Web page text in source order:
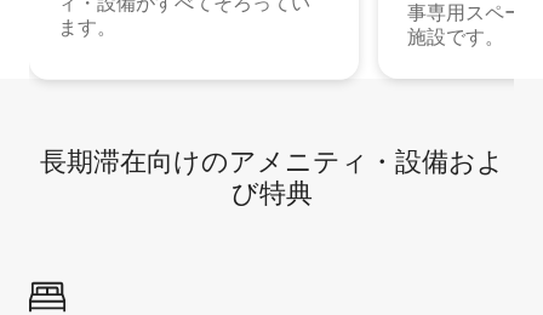
ます。
事専用スペー
施設です。
長期滞在向け⁠のア⁠メ⁠ニ⁠テ⁠ィ⁠・設⁠備⁠およ
び特⁠典